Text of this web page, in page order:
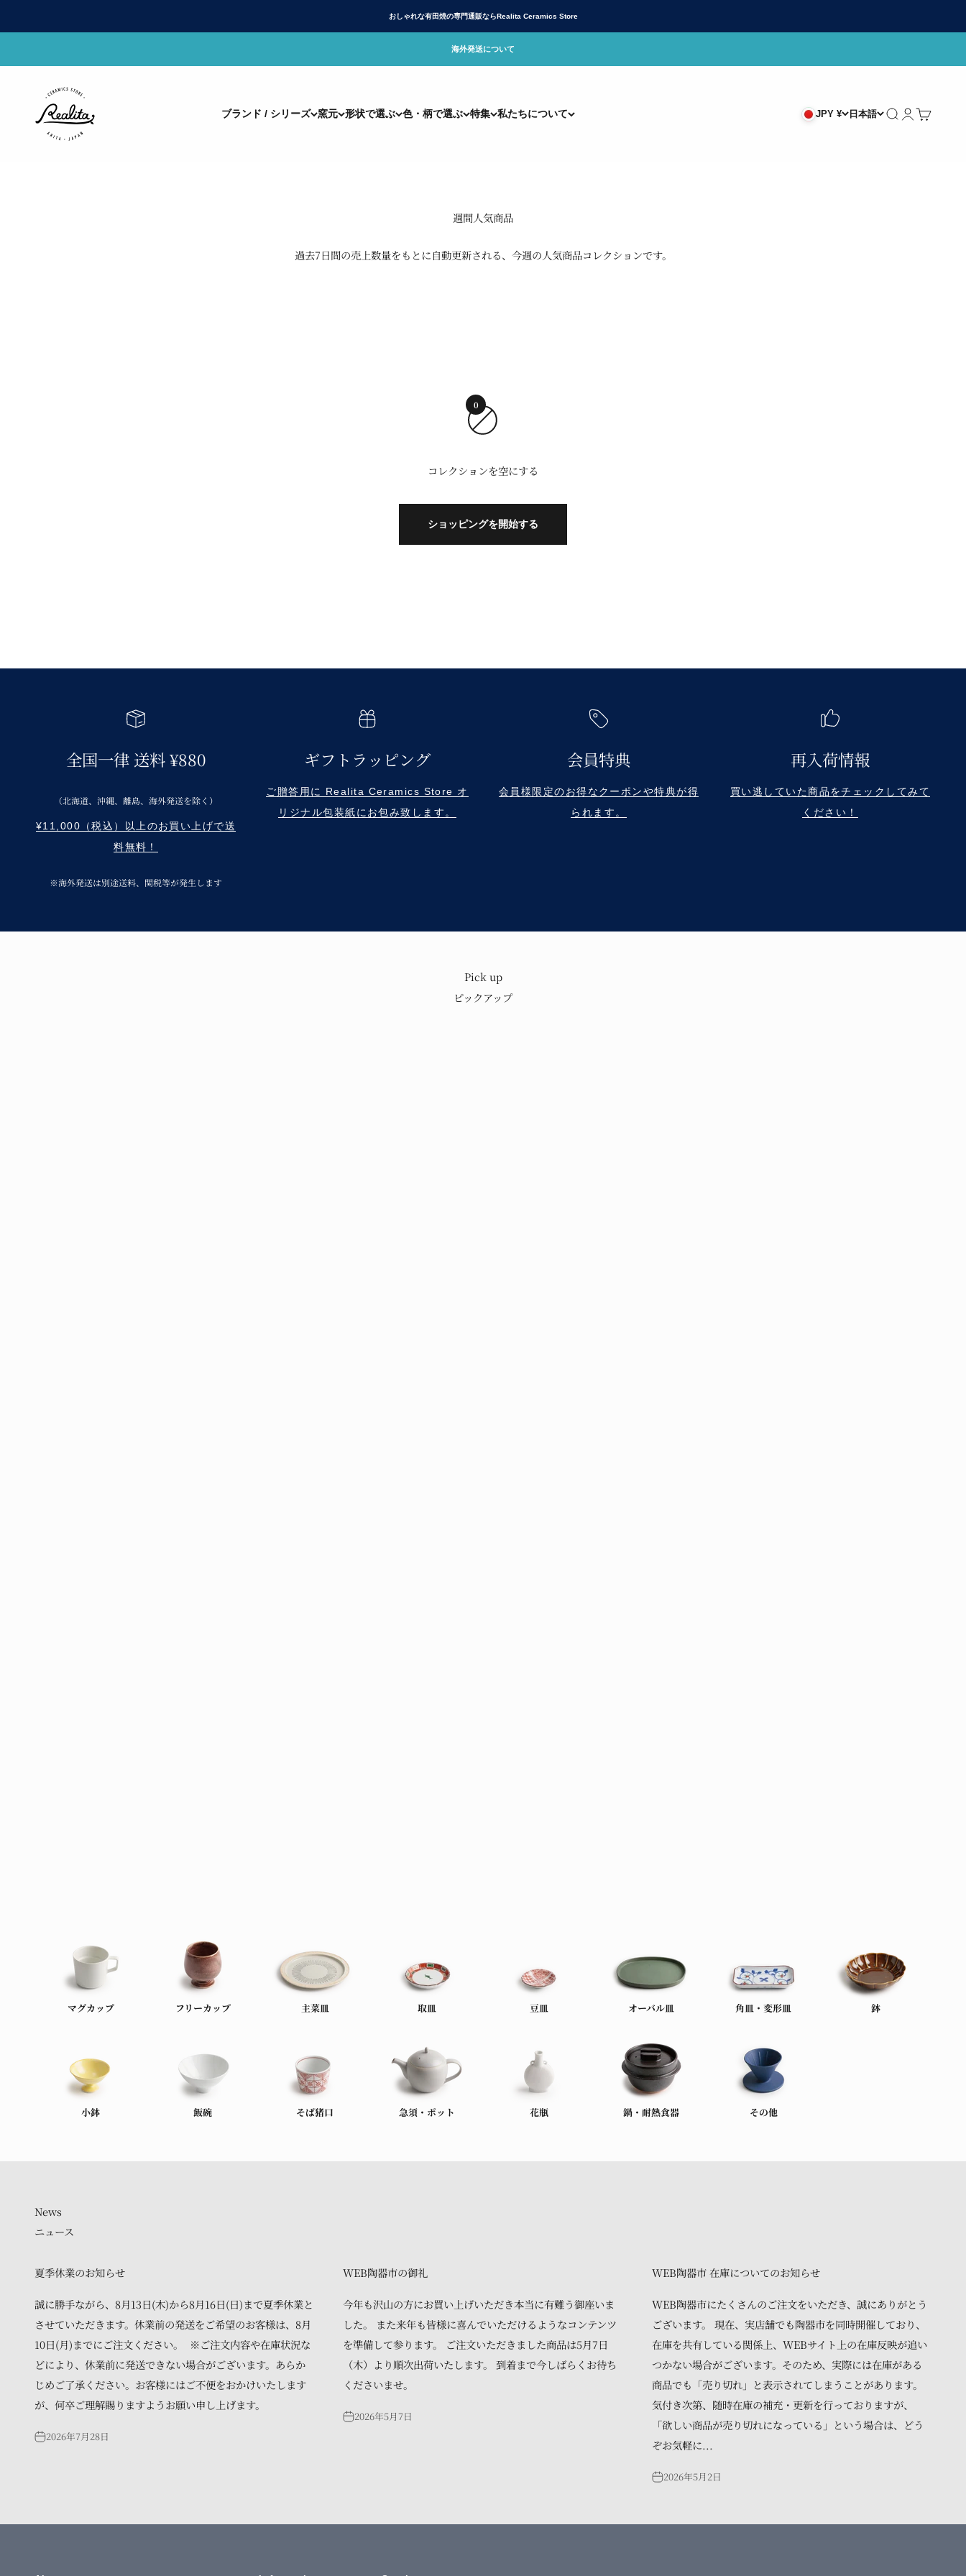
おしゃれな有田焼の専門通販ならRealita Ceramics Store
海外発送について
ブランド / シリーズ 窯元 形状で選ぶ 色・柄で選ぶ 特集 私たちについて
有田焼(ありたやき)の専門通販 Realita Ceramics Store (リアリタ)公式サイト
JPY ¥ 日本語 検索 ログイン
カート
過去7日間の売上数量をもとに自動更新される、今週の人気商品コレクションです。
0
コレクションを空にする
ショッピングを開始する
全国一律 送料 ¥880
（北海道、沖縄、離島、海外発送を除く）
¥11,000（税込）以上のお買い上げで送
料無料！
※海外発送は別途送料、関税等が発生します
ギフトラッピング
ご贈答用に Realita Ceramics Store オ
リジナル包装紙にお包み致します。
会員特典
会員様限定のお得なクーポンや特典が得
られます。
再入荷情報
買い逃していた商品をチェックしてみて
ください！
Pick up
ピックアップ
マグカップ フリーカップ 主菜皿 取皿 豆皿 オーバル皿 角皿・変形皿 鉢
小鉢 飯碗 そば猪口 急須・ポット 花瓶 鍋・耐熱食器 その他
ニュース
夏季休業のお知らせ
誠に勝手ながら、8月13日(木)から8月16日(日)まで夏季休業と
させていただきます。休業前の発送をご希望のお客様は、8月
10日(月)までにご注文ください。 ※ご注文内容や在庫状況な
どにより、休業前に発送できない場合がございます。あらか
じめご了承ください。お客様にはご不便をおかけいたします
が、何卒ご理解賜りますようお願い申し上げます。
2026年7月28日
WEB陶器市の御礼
今年も沢山の方にお買い上げいただき本当に有難う御座いま
した。 また来年も皆様に喜んでいただけるようなコンテンツ
を準備して参ります。 ご注文いただきました商品は5月7日
（木）より順次出荷いたします。 到着まで今しばらくお待ち
くださいませ。
2026年5月7日
WEB陶器市 在庫についてのお知らせ
WEB陶器市にたくさんのご注文をいただき、誠にありがとう
ございます。 現在、実店舗でも陶器市を同時開催しており、
在庫を共有している関係上、WEBサイト上の在庫反映が追い
つかない場合がございます。そのため、実際には在庫がある
商品でも「売り切れ」と表示されてしまうことがあります。
気付き次第、随時在庫の補充・更新を行っておりますが、
「欲しい商品が売り切れになっている」という場合は、どう
ぞお気軽に...
2026年5月2日